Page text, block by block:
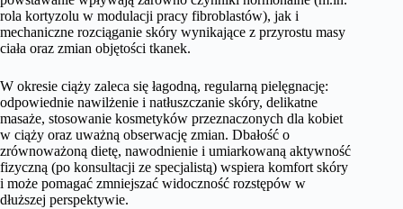
rola kortyzolu w modulacji pracy fibroblastów), jak i
mechaniczne rozciąganie skóry wynikające z przyrostu masy
ciała oraz zmian objętości tkanek.
W okresie ciąży zaleca się łagodną, regularną pielęgnację:
odpowiednie nawilżenie i natłuszczanie skóry, delikatne
masaże, stosowanie kosmetyków przeznaczonych dla kobiet
w ciąży oraz uważną obserwację zmian. Dbałość o
zrównoważoną dietę, nawodnienie i umiarkowaną aktywność
fizyczną (po konsultacji ze specjalistą) wspiera komfort skóry
i może pomagać zmniejszać widoczność rozstępów w
dłuższej perspektywie.